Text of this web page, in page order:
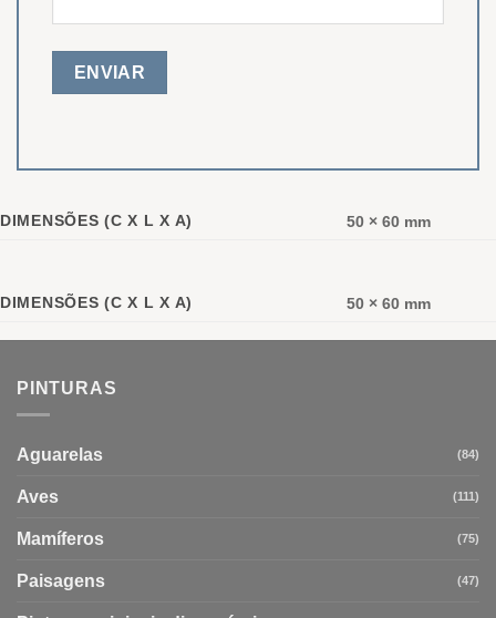
DIMENSÕES (C X L X A) 50 × 60 mm
DIMENSÕES (C X L X A) 50 × 60 mm
PINTURAS
Aguarelas (84)
Aves (111)
Mamíferos (75)
Paisagens (47)